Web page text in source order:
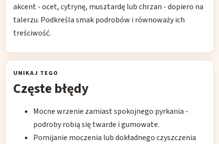
akcent - ocet, cytrynę, musztardę lub chrzan - dopiero na
talerzu. Podkreśla smak podrobów i równoważy ich
treściwość.
UNIKAJ TEGO
Częste błędy
Mocne wrzenie zamiast spokojnego pyrkania -
podroby robią się twarde i gumowate.
Pomijanie moczenia lub dokładnego czyszczenia